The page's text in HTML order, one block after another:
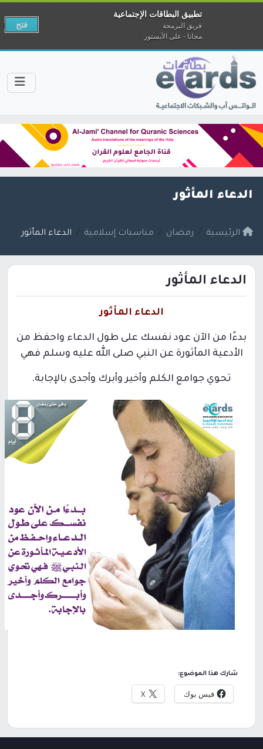
الدعاء المأثور
الرئيسية رمضان مناسبات إسلامية الدعاء المأثور
الدعاء المأثور
الدعاء المأثور
بدءًا من الآن عود نفسك على طول الدعاء واحفظ من
الأدعية المأثورة عن النبي صلى الله عليه وسلم فهي
تحوي جوامع الكلم وأخير وأبرك وأجدى بالإجابة.
شارك هذا الموضوع:
فيس بوك X
تطبيق البطاقات الإجتماعية
فريق البرمجة
مجانا - على الآبستور
فتح